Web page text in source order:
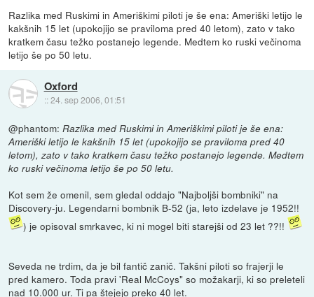
Razlika med Ruskimi in Ameriškimi piloti je še ena: Ameriški letijo le
kakšnih 15 let (upokojijo se praviloma pred 40 letom), zato v tako
kratkem času težko postanejo legende. Medtem ko ruski večinoma
letijo še po 50 letu.
Oxford
::24. sep 2006, 01:51
@phantom:Razlika med Ruskimi in Ameriškimi piloti je še ena:
Ameriški letijo le kakšnih 15 let (upokojijo se praviloma pred 40
letom), zato v tako kratkem času težko postanejo legende. Medtem
ko ruski večinoma letijo še po 50 letu.
Kot sem že omenil, sem gledal oddajo "Najboljši bombniki" na
Discovery-ju. Legendarni bombnik B-52 (ja, leto izdelave je 1952!!
) je opisoval smrkavec, ki ni mogel biti starejši od 23 let ??!!
Seveda ne trdim, da je bil fantič zanič. Takšni piloti so frajerji le
pred kamero. Toda pravi 'Real McCoys" so možakarji, ki so preleteli
nad 10.000 ur. Ti pa štejejo preko 40 let.